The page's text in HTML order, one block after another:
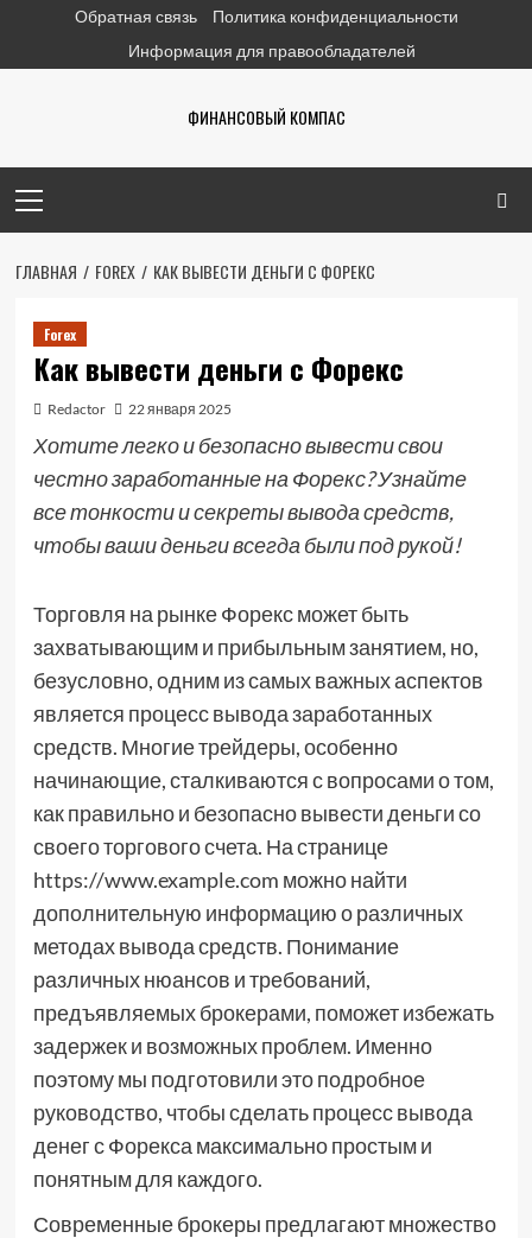
содержимому
Обратная связь
Политика конфиденциальности
Информация для правообладателей
ФИНАНСОВЫЙ КОМПАС
меню
ГЛАВНАЯ FOREX КАК ВЫВЕСТИ ДЕНЬГИ С ФОРЕКС
Forex
Как вывести деньги с Форекс
Redactor 22 января 2025
Хотите легко и безопасно вывести свои
честно заработанные на Форекс? Узнайте
все тонкости и секреты вывода средств,
чтобы ваши деньги всегда были под рукой!
Торговля на рынке Форекс может быть
захватывающим и прибыльным занятием, но,
безусловно, одним из самых важных аспектов
является процесс вывода заработанных
средств. Многие трейдеры, особенно
начинающие, сталкиваются с вопросами о том,
как правильно и безопасно вывести деньги со
своего торгового счета. На странице
https://www.example.com можно найти
дополнительную информацию о различных
методах вывода средств. Понимание
различных нюансов и требований,
предъявляемых брокерами, поможет избежать
задержек и возможных проблем. Именно
поэтому мы подготовили это подробное
руководство, чтобы сделать процесс вывода
денег с Форекса максимально простым и
понятным для каждого.
Современные брокеры предлагают множество